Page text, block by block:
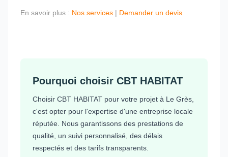
En savoir plus : Nos services | Demander un devis
Pourquoi choisir CBT HABITAT
Choisir CBT HABITAT pour votre projet à Le Grès,
c'est opter pour l'expertise d'une entreprise locale
réputée. Nous garantissons des prestations de
qualité, un suivi personnalisé, des délais
respectés et des tarifs transparents.